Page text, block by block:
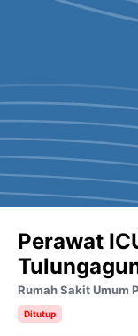
Perawat
Rumah Sakit Umum
Ditutup